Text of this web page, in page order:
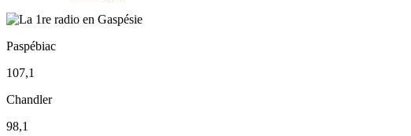
Paspébiac
107,1
Chandler
98,1